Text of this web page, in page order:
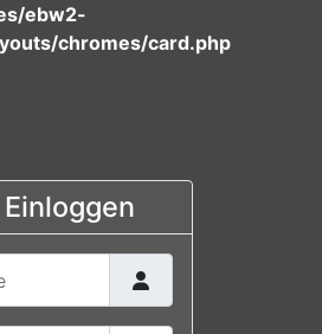
ebw2-
chromes/card.php